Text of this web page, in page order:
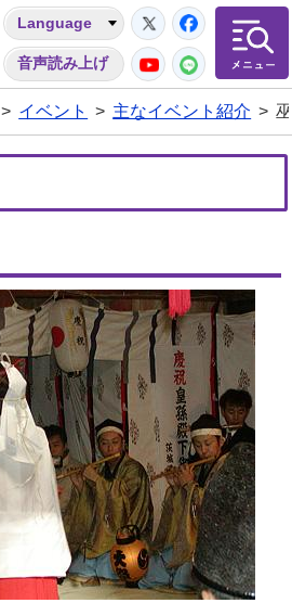
潮来市
Language
音声読み上げ
Twitter
YouTube
LINE
> イベント > 主なイベント紹介 >